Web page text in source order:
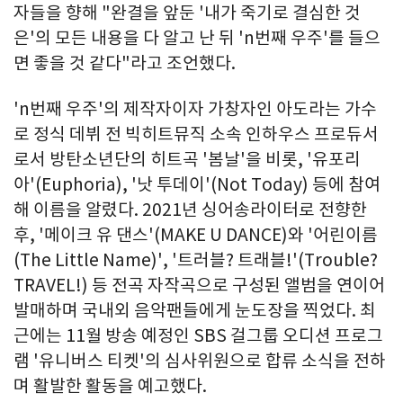
자들을 향해 "완결을 앞둔 '내가 죽기로 결심한 것
은'의 모든 내용을 다 알고 난 뒤 'n번째 우주'를 들으
면 좋을 것 같다"라고 조언했다.
'n번째 우주'의 제작자이자 가창자인 아도라는 가수
로 정식 데뷔 전 빅히트뮤직 소속 인하우스 프로듀서
로서 방탄소년단의 히트곡 '봄날'을 비롯, '유포리
아'(Euphoria), '낫 투데이'(Not Today) 등에 참여
해 이름을 알렸다. 2021년 싱어송라이터로 전향한
후, '메이크 유 댄스'(MAKE U DANCE)와 '어린이름
(The Little Name)', '트러블? 트래블!'(Trouble?
TRAVEL!) 등 전곡 자작곡으로 구성된 앨범을 연이어
발매하며 국내외 음악팬들에게 눈도장을 찍었다. 최
근에는 11월 방송 예정인 SBS 걸그룹 오디션 프로그
램 '유니버스 티켓'의 심사위원으로 합류 소식을 전하
며 활발한 활동을 예고했다.